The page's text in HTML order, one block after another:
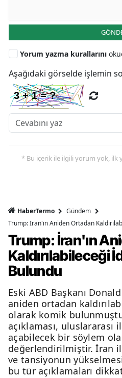
Yorum yazma kurallarını
Aşağıdaki görselde işlemin
* Bu içerik ile ilgili yorum yok, ilk
HaberTermo
Gündem
Trump: İran'ın Aniden Ortadan
Trump: İran'ın
Kaldırılabileceği
Bulundu
Eski ABD Başkanı
aniden ortadan
olarak komik
açıklaması,
açabilecek bir söylem
değerlendirilmiştir. İran
ve tansiyonun
bu tür açıklamaları